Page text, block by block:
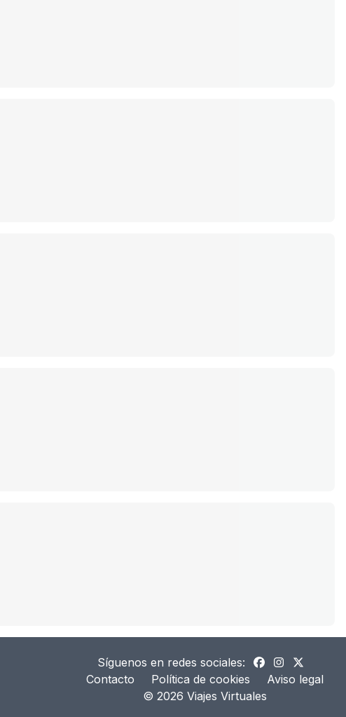
Síguenos en redes sociales:
Contacto
Política de cookies
Aviso legal
© 2026 Viajes Virtuales